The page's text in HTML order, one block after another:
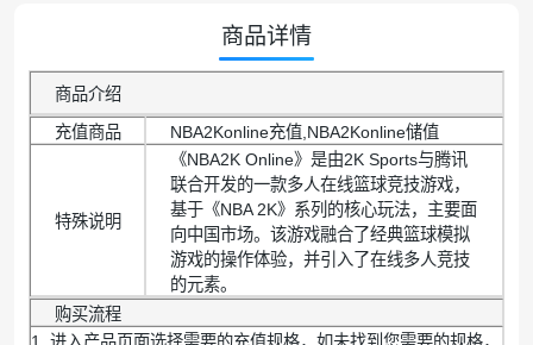
商品详情
商品介绍
充值商品
NBA2Konline充值,NBA2Konline储值
特殊说明
《NBA2K Online》是由2K Sports与腾讯
联合开发的一款多人在线篮球竞技游戏，
基于《NBA 2K》系列的核心玩法，主要面
向中国市场。该游戏融合了经典篮球模拟
游戏的操作体验，并引入了在线多人竞技
的元素。
购买流程